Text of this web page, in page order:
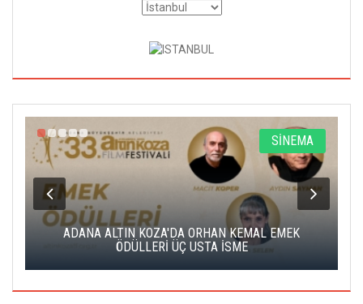
SİNEMA
ADANA ALTIN KOZA'DA ORHAN KEMAL EMEK
ÖDÜLLERİ ÜÇ USTA İSME